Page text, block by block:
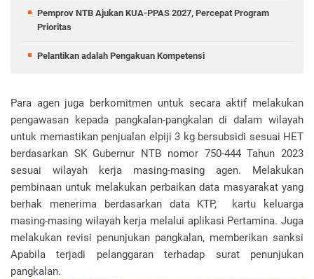
Pemprov NTB Ajukan KUA-PPAS 2027, Percepat Program
Prioritas
Pelantikan adalah Pengakuan Kompetensi
Para agen juga berkomitmen untuk secara aktif melakukan
pengawasan kepada pangkalan-pangkalan di dalam wilayah
untuk memastikan penjualan elpiji 3 kg bersubsidi sesuai HET
berdasarkan SK Gubernur NTB nomor 750-444 Tahun 2023
sesuai wilayah kerja masing-masing agen. Melakukan
pembinaan untuk melakukan perbaikan data masyarakat yang
berhak menerima berdasarkan data KTP, kartu keluarga
masing-masing wilayah kerja melalui aplikasi Pertamina. Juga
melakukan revisi penunjukan pangkalan, memberikan sanksi
Apabila terjadi pelanggaran terhadap surat penunjukan
pangkalan.